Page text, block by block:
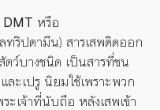
DMT หรือ
ทริปตามีน) สาร​เสพติดออก
ว์บางชนิด เป็นสารที่ชน
ละเปรู นิยมใช้เพราะพวก
ะเจ้าที่นับถือ หลังเสพเข้า